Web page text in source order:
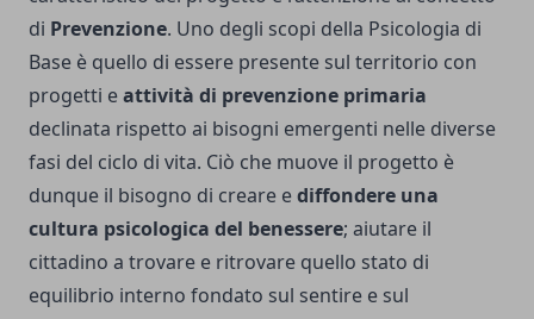
di Prevenzione. Uno degli scopi della Psicologia di
Base è quello di essere presente sul territorio con
progetti eattività di prevenzione primaria
declinata rispetto ai bisogni emergenti nelle diverse
fasi del ciclo di vita. Ciò che muove il progetto è
dunque il bisogno di creare ediffondere una
cultura psicologica del benessere; aiutare il
cittadino a trovare e ritrovare quello stato di
equilibrio interno fondato sul sentire e sul